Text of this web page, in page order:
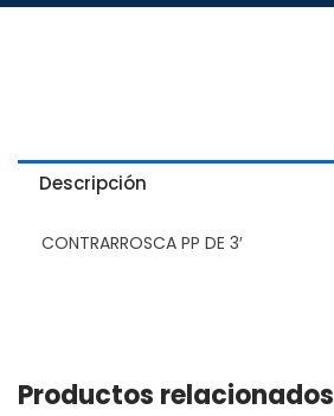
Descripción
CONTRARROSCA PP DE 3′
Productos relacionados